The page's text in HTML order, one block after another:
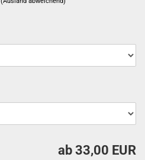
ab 33,00 EUR